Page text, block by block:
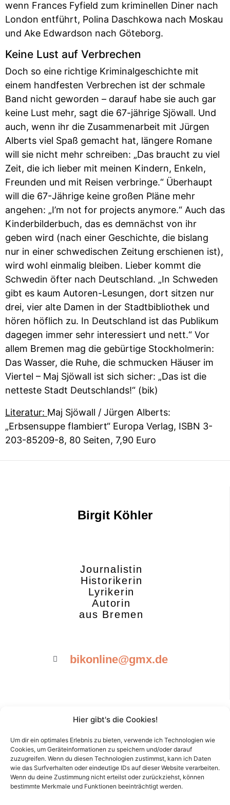
Hier gibt's die Cookies!
Um dir ein optimales Erlebnis zu bieten, verwende ich Technologien wie
Cookies, um Geräteinformationen zu speichern und/oder darauf
zuzugreifen. Wenn du diesen Technologien zustimmst, kann ich Daten
wie das Surfverhalten oder eindeutige IDs auf dieser Website verarbeiten.
Wenn du deine Zustimmung nicht erteilst oder zurückziehst, können
bestimmte Merkmale und Funktionen beeinträchtigt werden.
wenn Frances Fyfield zum kriminellen Diner nach
London entführt, Polina Daschkowa nach Moskau
und Ake Edwardson nach Göteborg.
Keine Lust auf Verbrechen
Doch so eine richtige Kriminalgeschichte mit
einem handfesten Verbrechen ist der schmale
Band nicht geworden – darauf habe sie auch gar
keine Lust mehr, sagt die 67-jährige Sjöwall. Und
auch, wenn ihr die Zusammenarbeit mit Jürgen
Alberts viel Spaß gemacht hat, längere Romane
will sie nicht mehr schreiben: „Das braucht zu viel
Zeit, die ich lieber mit meinen Kindern, Enkeln,
Freunden und mit Reisen verbringe.“ Überhaupt
will die 67-Jährige keine großen Pläne mehr
angehen: „I’m not for projects anymore.“ Auch das
Kinderbilderbuch, das es demnächst von ihr
geben wird (nach einer Geschichte, die bislang
nur in einer schwedischen Zeitung erschienen ist),
wird wohl einmalig bleiben. Lieber kommt die
Schwedin öfter nach Deutschland. „In Schweden
gibt es kaum Autoren-Lesungen, dort sitzen nur
drei, vier alte Damen in der Stadtbibliothek und
hören höflich zu. In Deutschland ist das Publikum
dagegen immer sehr interessiert und nett.“ Vor
allem Bremen mag die gebürtige Stockholmerin:
Das Wasser, die Ruhe, die schmucken Häuser im
Viertel – Maj Sjöwall ist sich sicher: „Das ist die
netteste Stadt Deutschlands!“ (bik)
Literatur: Maj Sjöwall / Jürgen Alberts:
„Erbsensuppe flambiert“ Europa Verlag, ISBN 3-
203-85209-8, 80 Seiten, 7,90 Euro
Birgit Köhler
Journalistin
Historikerin
Lyrikerin
Autorin
aus Bremen
bikonline@gmx.de
Impressum / DS
Über mich
Kontakt